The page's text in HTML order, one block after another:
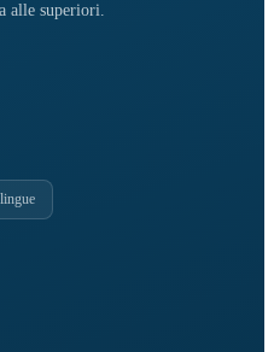
alle superiori.